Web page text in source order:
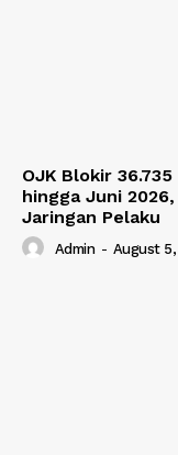
OJK Blokir
hingga Juni
Jaringan Pelaku
Admin - August